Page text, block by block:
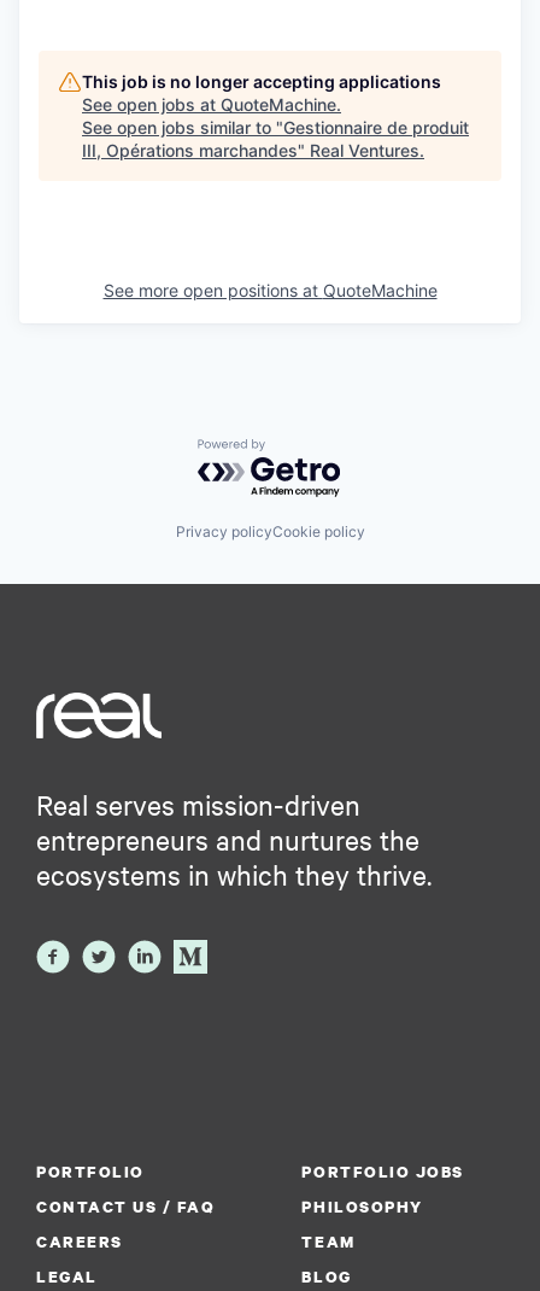
This job is no longer accepting applications
See open jobs at QuoteMachine.
See open jobs similar to "Gestionnaire de produit
III, Opérations marchandes" Real Ventures.
See more open positions at QuoteMachine
Powered by Getro.com
Privacy policyCookie policy
Real serves mission-driven
entrepreneurs and nurtures the
ecosystems in which they thrive.
PORTFOLIO
PORTFOLIO JOBS
CONTACT US / FAQ
PHILOSOPHY
CAREERS
TEAM
LEGAL
BLOG